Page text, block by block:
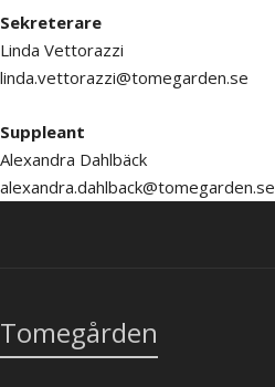
Sekreterare
Linda Vettorazzi
linda.vettorazzi@tomegarden.se
Suppleant
Alexandra Dahlbäck
alexandra.dahlback@tomegarden.se
Tomegården